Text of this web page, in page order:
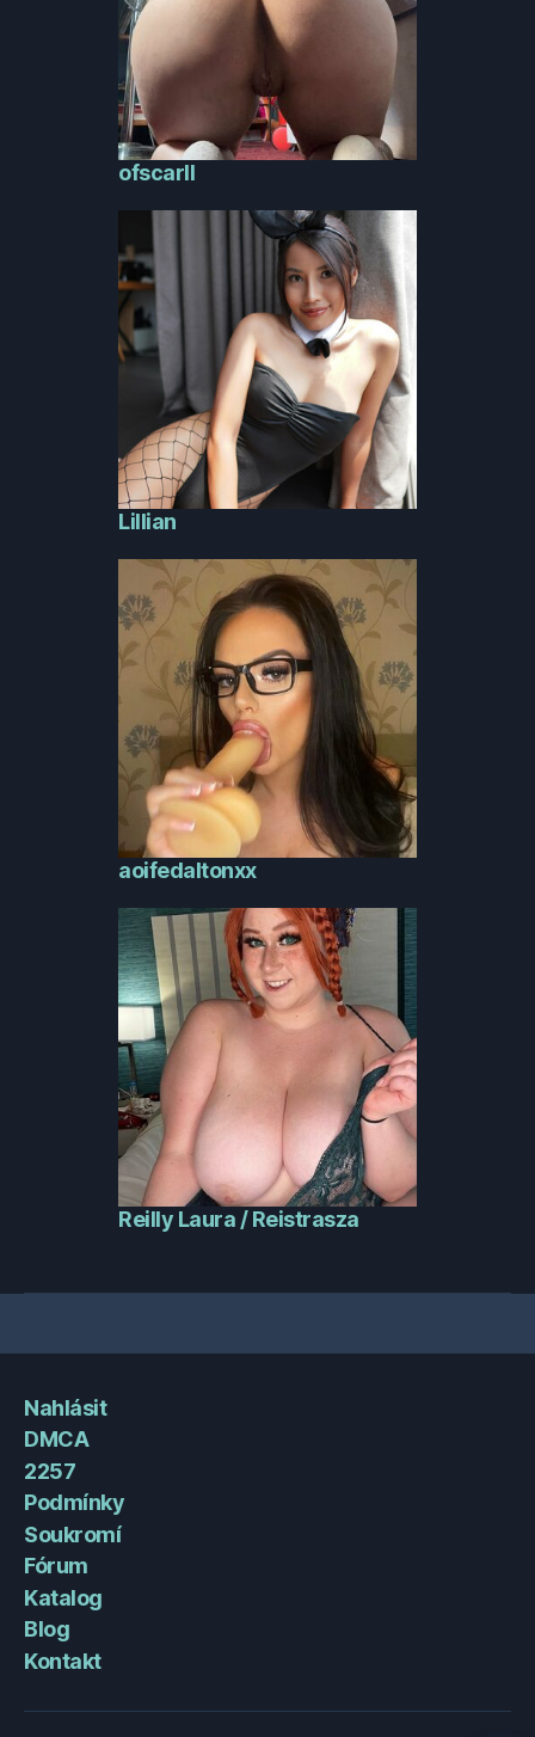
ofscarll
Lillian
aoifedaltonxx
Reilly Laura / Reistrasza
Nahlásit
DMCA
2257
Podmínky
Soukromí
Fórum
Katalog
Blog
Kontakt